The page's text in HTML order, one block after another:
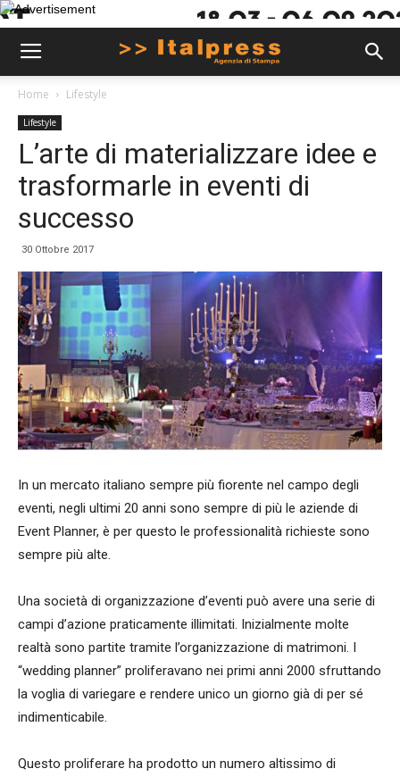
Home Lifestyle
Lifestyle
L’arte di materializzare idee e
trasformarle in eventi di
successo
30 Ottobre 2017
In un mercato italiano sempre più fiorente nel campo degli
eventi, negli ultimi 20 anni sono sempre di più le aziende di
Event Planner, è per questo le professionalità richieste sono
sempre più alte.
Una società di organizzazione d’eventi può avere una serie di
campi d’azione praticamente illimitati. Inizialmente molte
realtà sono partite tramite l’organizzazione di matrimoni. I
“wedding planner” proliferavano nei primi anni 2000 sfruttando
la voglia di variegare e rendere unico un giorno già di per sé
indimenticabile.
Questo proliferare ha prodotto un numero altissimo di